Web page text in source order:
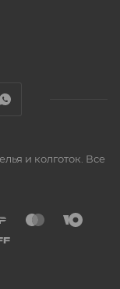
и колготок. Все